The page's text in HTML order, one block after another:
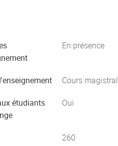
En présence
Cours magistral
étudiants
Oui
260